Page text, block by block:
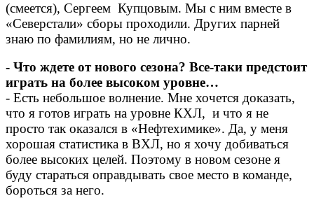
(смеется), Сергеем Купцовым. Мы с ним вместе в
«Северстали» сборы проходили. Других парней
знаю по фамилиям, но не лично.
- Что ждете от нового сезона? Все-таки предстоит
играть на более высоком уровне…
- Есть небольшое волнение. Мне хочется доказать,
что я готов играть на уровне КХЛ, и что я не
просто так оказался в «Нефтехимике». Да, у меня
хорошая статистика в ВХЛ, но я хочу добиваться
более высоких целей. Поэтому в новом сезоне я
буду стараться оправдывать свое место в команде,
бороться за него.